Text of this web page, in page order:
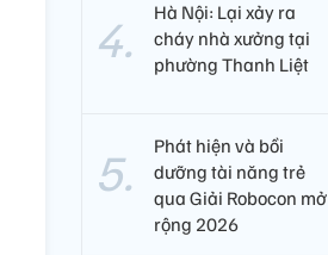
Hà Nội: Lại xảy ra
cháy nhà xưởng tại
phường Thanh Liệt
Phát hiện và bồi
dưỡng tài năng trẻ
qua Giải Robocon mở
rộng 2026